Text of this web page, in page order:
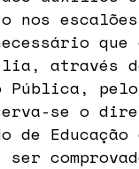
nos
que
através
Pública,
se o
de
ser